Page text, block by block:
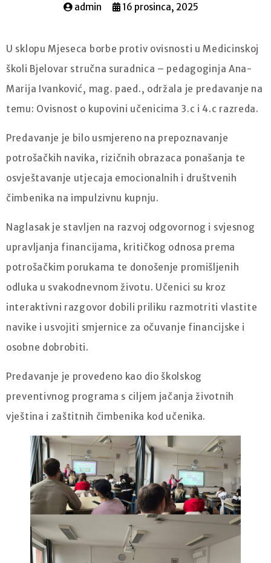
admin 16 prosinca, 2025
U sklopu Mjeseca borbe protiv ovisnosti u Medicinskoj
školi Bjelovar stručna suradnica – pedagoginja Ana-
Marija Ivanković, mag. paed., održala je predavanje na
temu: Ovisnost o kupovini učenicima 3.c i 4.c razreda.
Predavanje je bilo usmjereno na prepoznavanje
potrošačkih navika, rizičnih obrazaca ponašanja te
osvještavanje utjecaja emocionalnih i društvenih
čimbenika na impulzivnu kupnju.
Naglasak je stavljen na razvoj odgovornog i svjesnog
upravljanja financijama, kritičkog odnosa prema
potrošačkim porukama te donošenje promišljenih
odluka u svakodnevnom životu. Učenici su kroz
interaktivni razgovor dobili priliku razmotriti vlastite
navike i usvojiti smjernice za očuvanje financijske i
osobne dobrobiti.
Predavanje je provedeno kao dio školskog
preventivnog programa s ciljem jačanja životnih
vještina i zaštitnih čimbenika kod učenika.